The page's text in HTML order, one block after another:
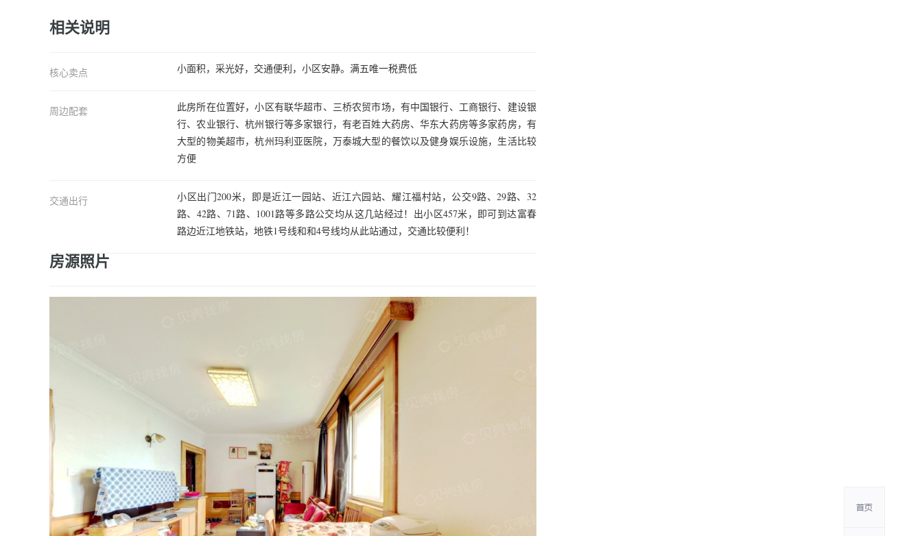
相关说明
核心卖点 小面积，采光好，交通便利，小区安静。满五唯一税费低
周边配套
此房所在位置好，小区有联华超市、三桥农贸市场，有中国银行、工商银行、建设银
行、农业银行、杭州银行等多家银行，有老百姓大药房、华东大药房等多家药房，有
大型的物美超市，杭州玛利亚医院，万泰城大型的餐饮以及健身娱乐设施，生活比较
方便
交通出行
小区出门200米，即是近江一园站、近江六园站、耀江福村站，公交9路、29路、32
路、42路、71路、1001路等多路公交均从这几站经过！出小区457米，即可到达富春
路边近江地铁站，地铁1号线和和4号线均从此站通过，交通比较便利！
房源照片